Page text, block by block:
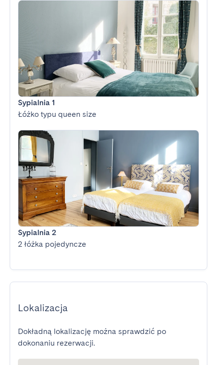
Sypialnia 1
Łóżko typu queen size
Sypialnia 2
2 łóżka pojedyncze
Lokalizacja
Dokładną lokalizację można sprawdzić po
dokonaniu rezerwacji.